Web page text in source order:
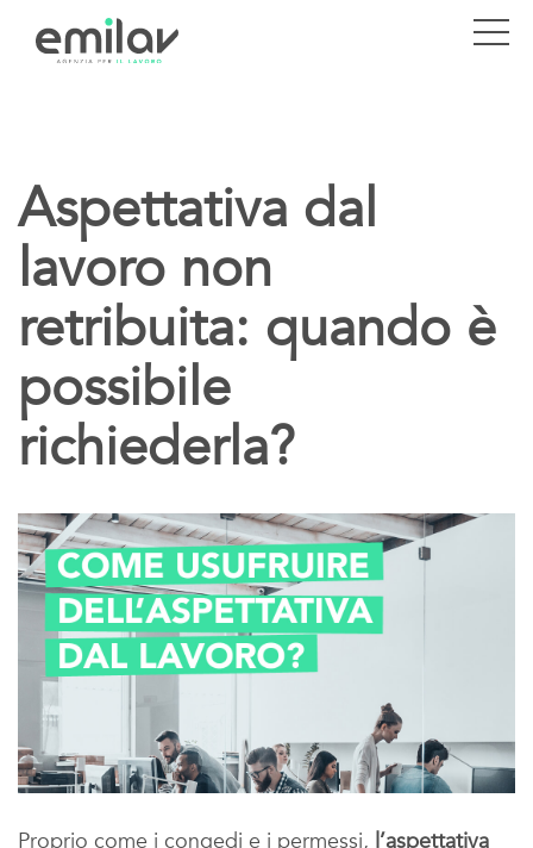
Aspettativa dal
lavoro non
retribuita: quando è
possibile
richiederla?
Proprio come i congedi e i permessi, l’aspettativa